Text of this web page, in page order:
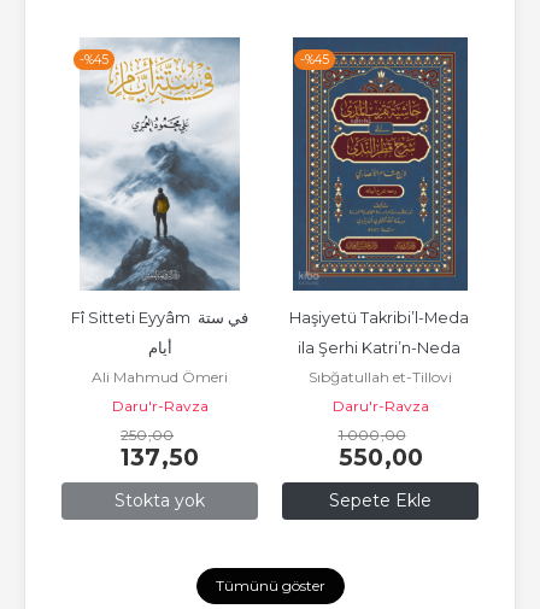
-%45
Stokta yok
Fî Sitteti Eyyâm في ستة
أيام
Ali Mahmud Ömeri
Daru'r-Ravza
250,00
137,50
-%45
Sepete Ekle
Haşiyetü Takribi’l-Meda
ila Şerhi Katri’n-Neda
شرح...
Sıbğatullah et-Tillovi
Daru'r-Ravza
1.000,00
550,00
Tümünü göster